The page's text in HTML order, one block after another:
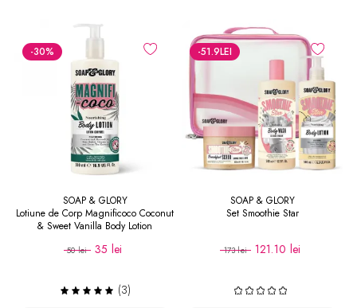
-30%
SOAP & GLORY
Lotiune de Corp Magnificoco Coconut
& Sweet Vanilla Body Lotion
50 lei 35 lei
(3)
-51.9LEI
SOAP & GLORY
Set Smoothie Star
173 lei 121.10 lei